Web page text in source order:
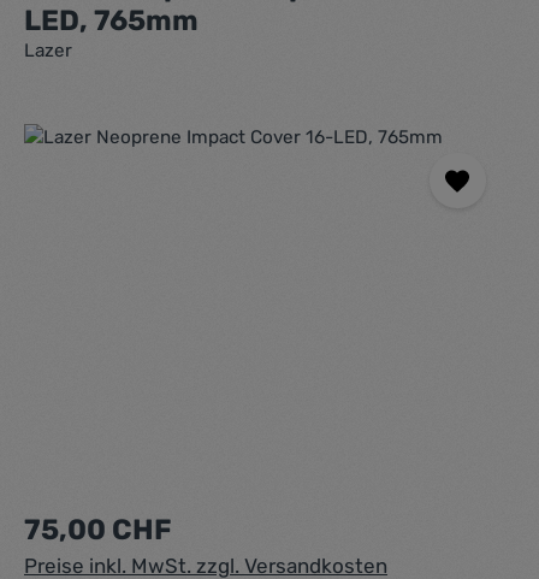
LED, 765mm
Lazer
Bildergalerie überspringen
Regulärer Preis:
75,00 CHF
Preise inkl. MwSt. zzgl. Versandkosten